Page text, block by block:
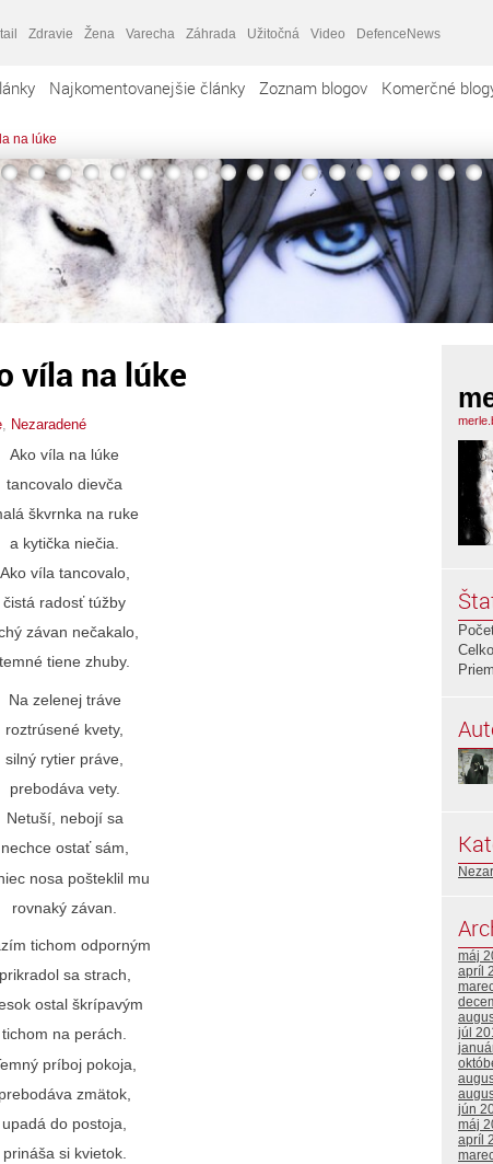
Zdravie Žena Varecha Záhrada Užitočná Video DefenceNews
Najkomentovanejšie články Zoznam blogov Komerčné
na lúke
víla na lúke
Nezaradené
Ako víla na lúke
tancovalo dievča
škvrnka na ruke
a kytička niečia.
Ako víla tancovalo,
čistá radosť túžby
závan nečakalo,
temné tiene zhuby.
Na zelenej tráve
roztrúsené kvety,
silný rytier práve,
prebodáva vety.
Netuší, nebojí sa
nechce ostať sám,
nosa pošteklil mu
rovnaký závan.
tichom odporným
prikradol sa strach,
ostal škrípavým
tichom na perách.
príboj pokoja,
prebodáva zmätok,
upadá do postoja,
prináša si kvietok.
máj
apríl
júl
jún
máj
apríl